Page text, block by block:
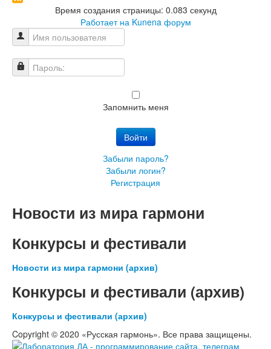
Время создания страницы: 0.083 секунд
Работает на Kunena форум
Имя пользователя
Пароль:
Запомнить меня
Войти
Забыли пароль?
Забыли логин?
Регистрация
Новости из мира гармони
Конкурсы и фестивали
Новости из мира гармони (архив)
Конкурсы и фестивали (архив)
Конкурсы и фестивали (архив)
Copyright © 2020 «Русская гармонь». Все права защищены.